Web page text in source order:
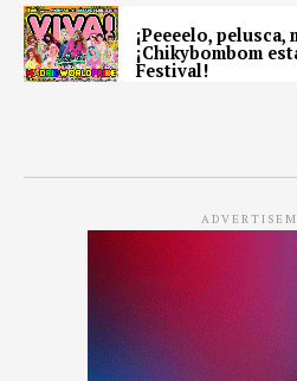
¡Peeeelo, pelusca,
¡Chikybombom
Festival!